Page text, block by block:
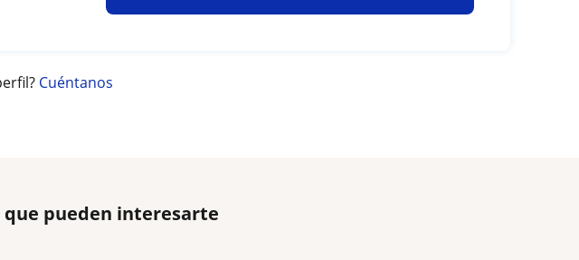
Cuéntanos
que pueden interesarte